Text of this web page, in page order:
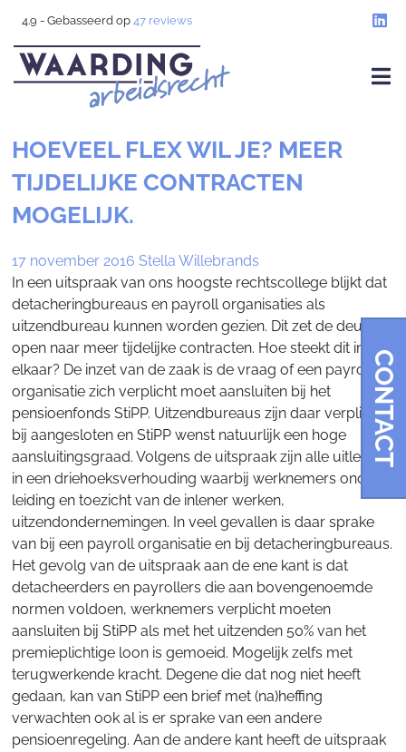
CONTACT
4.9 - Gebasseerd op 47 reviews
HOEVEEL FLEX WIL JE? MEER
TIJDELIJKE CONTRACTEN
MOGELIJK.
17 november 2016 Stella Willebrands
In een uitspraak van ons hoogste rechtscollege blijkt dat
detacheringbureaus en payroll organisaties als
uitzendbureau kunnen worden gezien. Dit zet de deur
open naar meer tijdelijke contracten. Hoe steekt dit in
elkaar? De inzet van de zaak is de vraag of een payroll
organisatie zich verplicht moet aansluiten bij het
pensioenfonds StiPP. Uitzendbureaus zijn daar verplicht
bij aangesloten en StiPP wenst natuurlijk een hoge
aansluitingsgraad. Volgens de uitspraak zijn alle uitleners
in een driehoeksverhouding waarbij werknemers onder
leiding en toezicht van de inlener werken,
uitzendondernemingen. In veel gevallen is daar sprake
van bij een payroll organisatie en bij detacheringbureaus.
Het gevolg van de uitspraak aan de ene kant is dat
detacheerders en payrollers die aan bovengenoemde
normen voldoen, werknemers verplicht moeten
aansluiten bij StiPP als met het uitzenden 50% van het
premieplichtige loon is gemoeid. Mogelijk zelfs met
terugwerkende kracht. Degene die dat nog niet heeft
gedaan, kan van StiPP een brief met (na)heffing
verwachten ook al is er sprake van een andere
pensioenregeling. Aan de andere kant heeft de uitspraak